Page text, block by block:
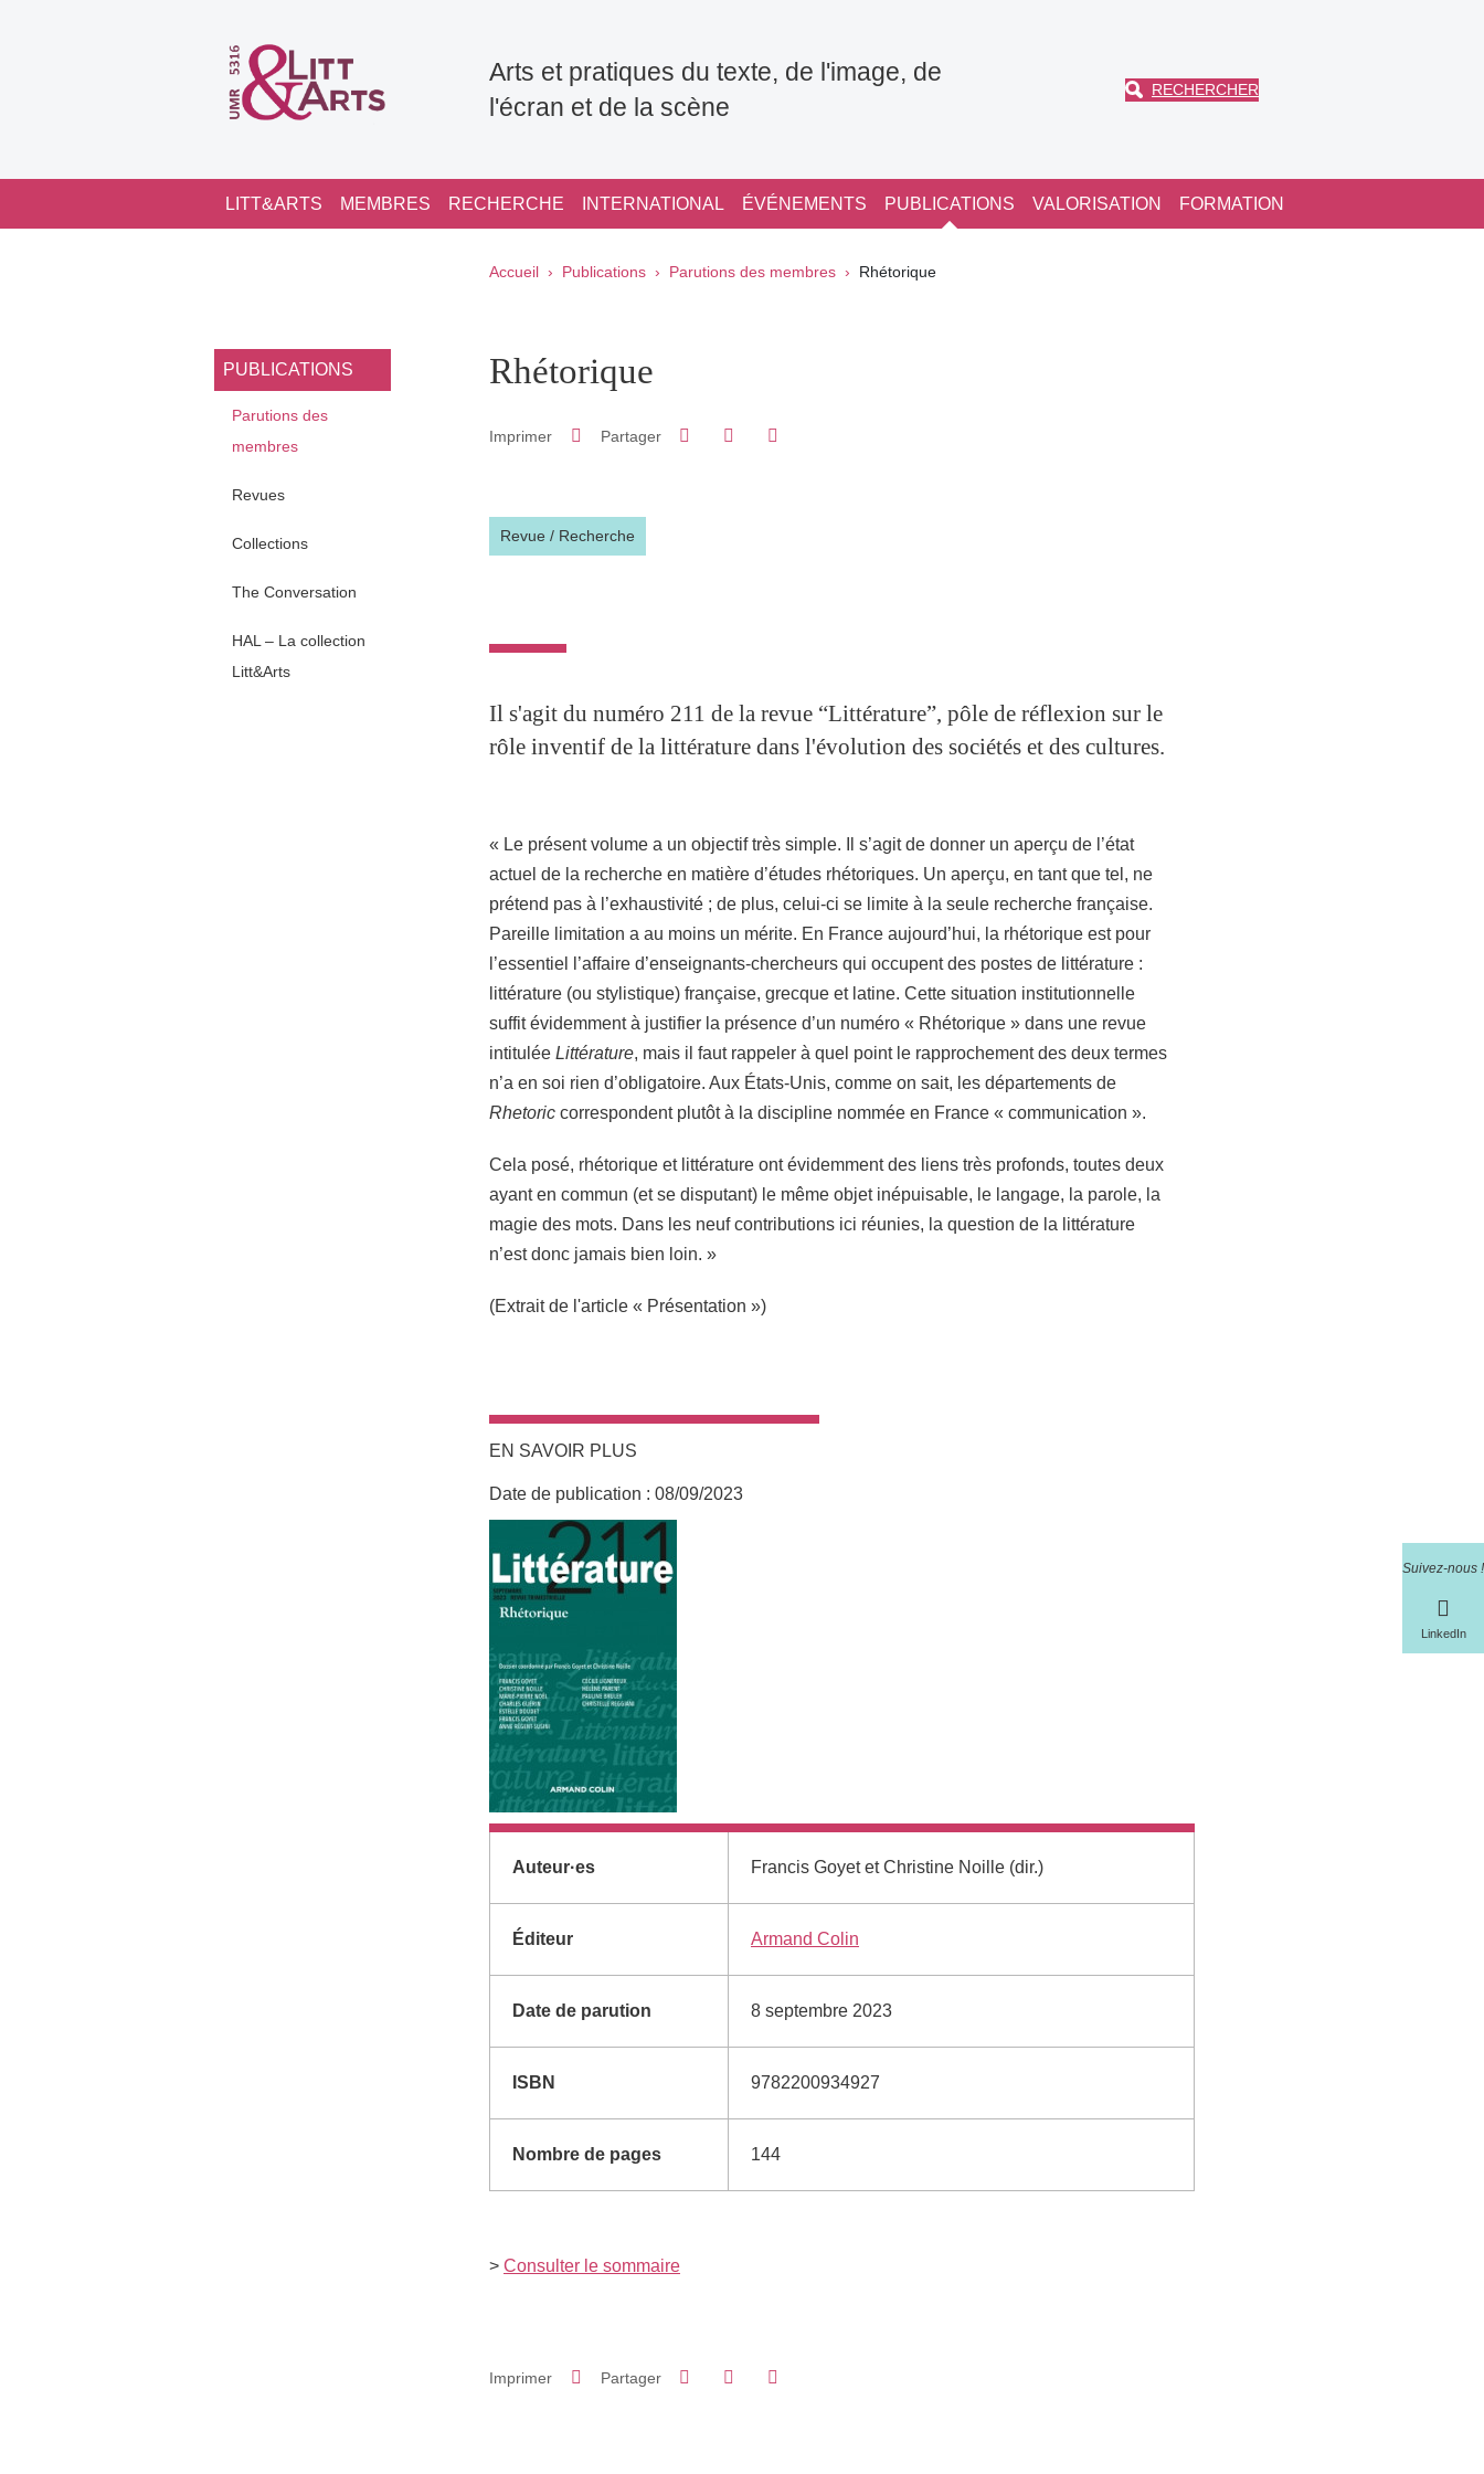
Suivez-nous !
LinkedIn
Arts et pratiques du texte, de l'image, de
l'écran et de la scène
RECHERCHER
Navigation principale
LITT&ARTS MEMBRES RECHERCHE INTERNATIONAL ÉVÉNEMENTS PUBLICATIONS VALORISATION FORMATION
Fil d'Ariane
Accueil Publications Parutions des membres Rhétorique
Navigation principale Sidebar
PUBLICATIONS
Parutions des
membres
Revues
Collections
The Conversation
HAL – La collection
Litt&Arts
Rhétorique
Imprimer Partager Partager sur Facebook
Partager sur LinkedIn
Revue / Recherche
Il s'agit du numéro 211 de la revue “Littérature”, pôle de réflexion sur le
rôle inventif de la littérature dans l'évolution des sociétés et des cultures.
« Le présent volume a un objectif très simple. Il s’agit de donner un aperçu de l’état
actuel de la recherche en matière d’études rhétoriques. Un aperçu, en tant que tel, ne
prétend pas à l’exhaustivité ; de plus, celui-ci se limite à la seule recherche française.
Pareille limitation a au moins un mérite. En France aujourd’hui, la rhétorique est pour
l’essentiel l’affaire d’enseignants-chercheurs qui occupent des postes de littérature :
littérature (ou stylistique) française, grecque et latine. Cette situation institutionnelle
suffit évidemment à justifier la présence d’un numéro « Rhétorique » dans une revue
intitulée Littérature, mais il faut rappeler à quel point le rapprochement des deux termes
n’a en soi rien d’obligatoire. Aux États-Unis, comme on sait, les départements de
Rhetoriccorrespondent plutôt à la discipline nommée en France « communication ».
Cela posé, rhétorique et littérature ont évidemment des liens très profonds, toutes deux
ayant en commun (et se disputant) le même objet inépuisable, le langage, la parole, la
magie des mots. Dans les neuf contributions ici réunies, la question de la littérature
n’est donc jamais bien loin. »
(Extrait de l'article « Présentation »)
EN SAVOIR PLUS
Date de publication : 08/09/2023
Informations complémentaires
Auteur·es Francis Goyet et Christine Noille (dir.)
Éditeur Armand Colin
Date de parution 8 septembre 2023
ISBN 9782200934927
Nombre de pages 144
> Consulter le sommaire
Imprimer Partager Partager sur Facebook
Partager sur LinkedIn